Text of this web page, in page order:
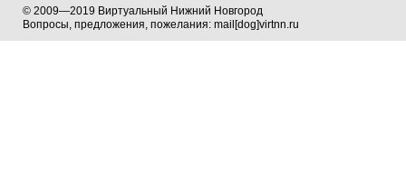
© 2009—2019 Виртуальный Нижний Новгород
Вопросы, предложения, пожелания: mail[dog]virtnn.ru